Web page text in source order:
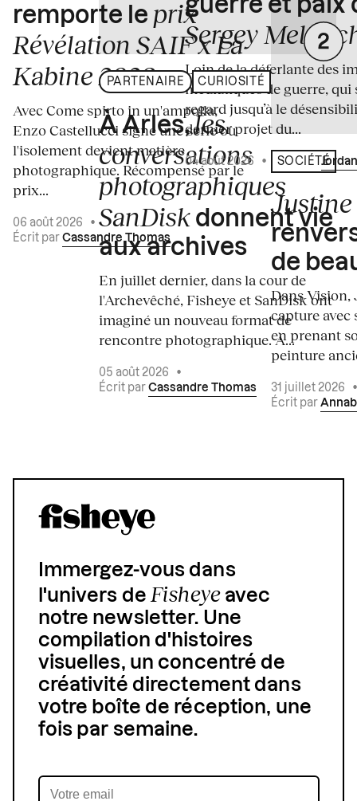
remporte le prix
Révélation SAIF x La
Kabine 2026
Avec Come spirto in un'ampolla,
Enzo Castellucci signe une série où
l'isolement devient matière
photographique. Récompensé par le
prix...
06 août 2026
•
Écrit par Cassandre Thomas
PARTENAIRE CURIOSITÉ
À Arles,les
conversations
photographiques
SanDisk donnent vie
aux archives
En juillet dernier, dans la cour de
l'Archevêché, Fisheye et SanDisk ont
imaginé un nouveau format de
rencontre photographique. À...
05 août 2026
•
Écrit par Cassandre Thomas
guerre et paix
Sergey
Loin de la déferlante des
médiatiques de guerre, qui
regard jusqu’à le
dernier projet du...
04 août 2026 • Écrit par
SOCIÉTÉ
de
Dans
capture avec
en prenant
peinture
31 juillet 2026
Écrit par
Immergez-vous dans
l'univers de Fisheyeavec
notre newsletter. Une
compilation d'histoires
visuelles, un concentré de
créativité directement dans
votre boîte de réception, une
fois par semaine.